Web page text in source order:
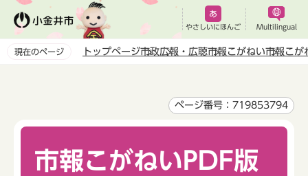
ペ
やさしいにほんご Multilingual
現在のページ トップページ市政広報・広聴市報こがねい市報こが
ページ番号：719853794
市報こがねいPDF版